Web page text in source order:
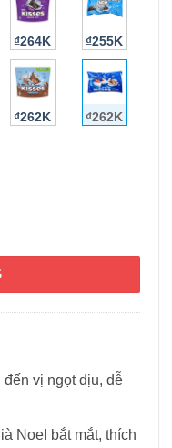
₫264K ₫255K
₫262K ₫262K
Milk Chocolate Santa
vị ngọt dịu, dễ
Noel bắt mắt, thích